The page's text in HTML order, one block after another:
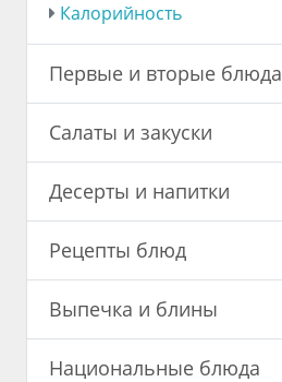
Калорийность
Первые и вторые блюда
Салаты и закуски
Десерты и напитки
Рецепты блюд
Выпечка и блины
Национальные блюда